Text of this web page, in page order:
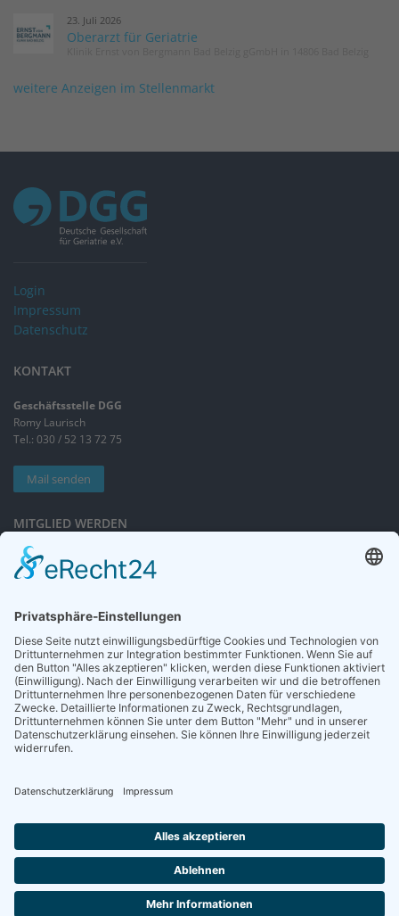
23. Juli 2026
Oberarzt für Geriatrie
weitere Anzeigen im Stellenmarkt
Login
Impressum
Datenschutz
KONTAKT
Geschäftsstelle DGG
Romy Laurisch
Tel.: 030 / 52 13 72 75
Mail senden
MITGLIED WERDEN
Sieben gute Gründe
für Ihre Mitgliedschaft
NEWSLETTER
Neuigkeiten rund um die Geriatrie und die DGG – regelmäßig in Ihrem
Postfach.
Die Zeitschrift für Gerontologie und Geriatrie informiert über Neues aus
unserem Fach.